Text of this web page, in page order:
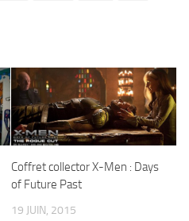
Coffret collector X-Men : Days
of Future Past
19 JUIN, 2015